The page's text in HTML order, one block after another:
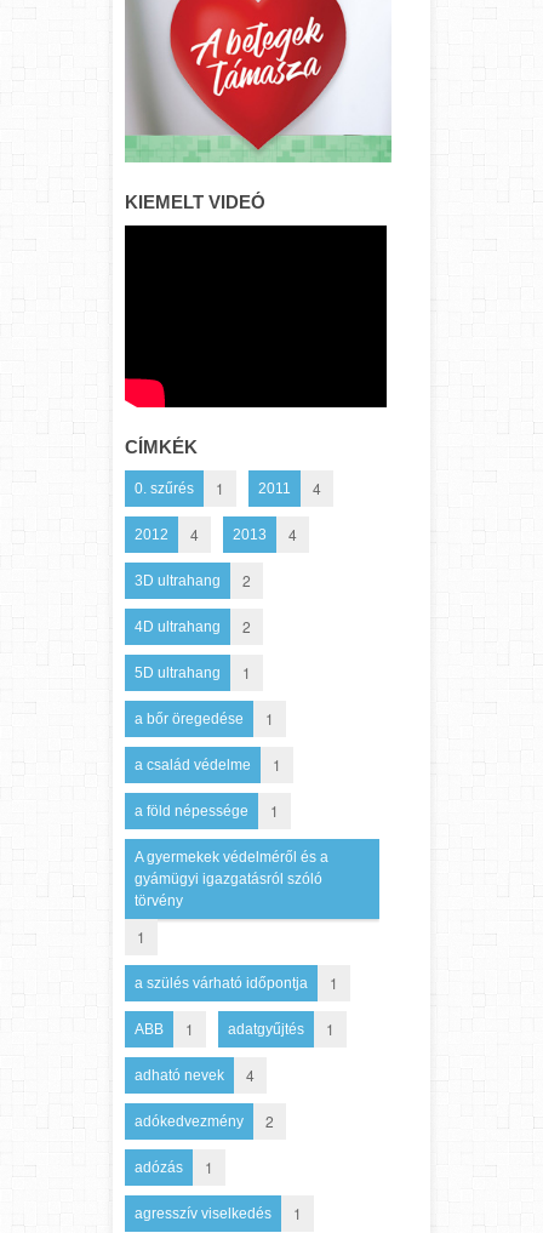
KIEMELT VIDEÓ
CÍMKÉK
0. szűrés 1 2011 4
2012 4 2013 4
3D ultrahang 2
4D ultrahang 2
5D ultrahang 1
a bőr öregedése 1
a család védelme 1
a föld népessége 1
A gyermekek védelméről és a
gyámügyi igazgatásról szóló
törvény
1
a szülés várható időpontja 1
ABB 1 adatgyűjtés 1
adható nevek 4
adókedvezmény 2
adózás 1
agresszív viselkedés 1